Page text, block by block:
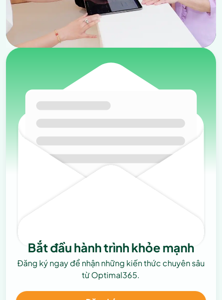
Bắt đầu hành trình khỏe mạnh
Đăng ký ngay để nhận những kiến thức chuyên sâu
từ Optimal365.